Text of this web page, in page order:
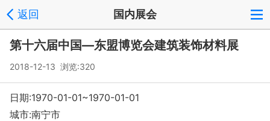
返回 国内展会
第十六届中国—东盟博览会建筑装饰材料展
2018-12-13 浏览:320
日期:1970-01-01~1970-01-01
城市:南宁市